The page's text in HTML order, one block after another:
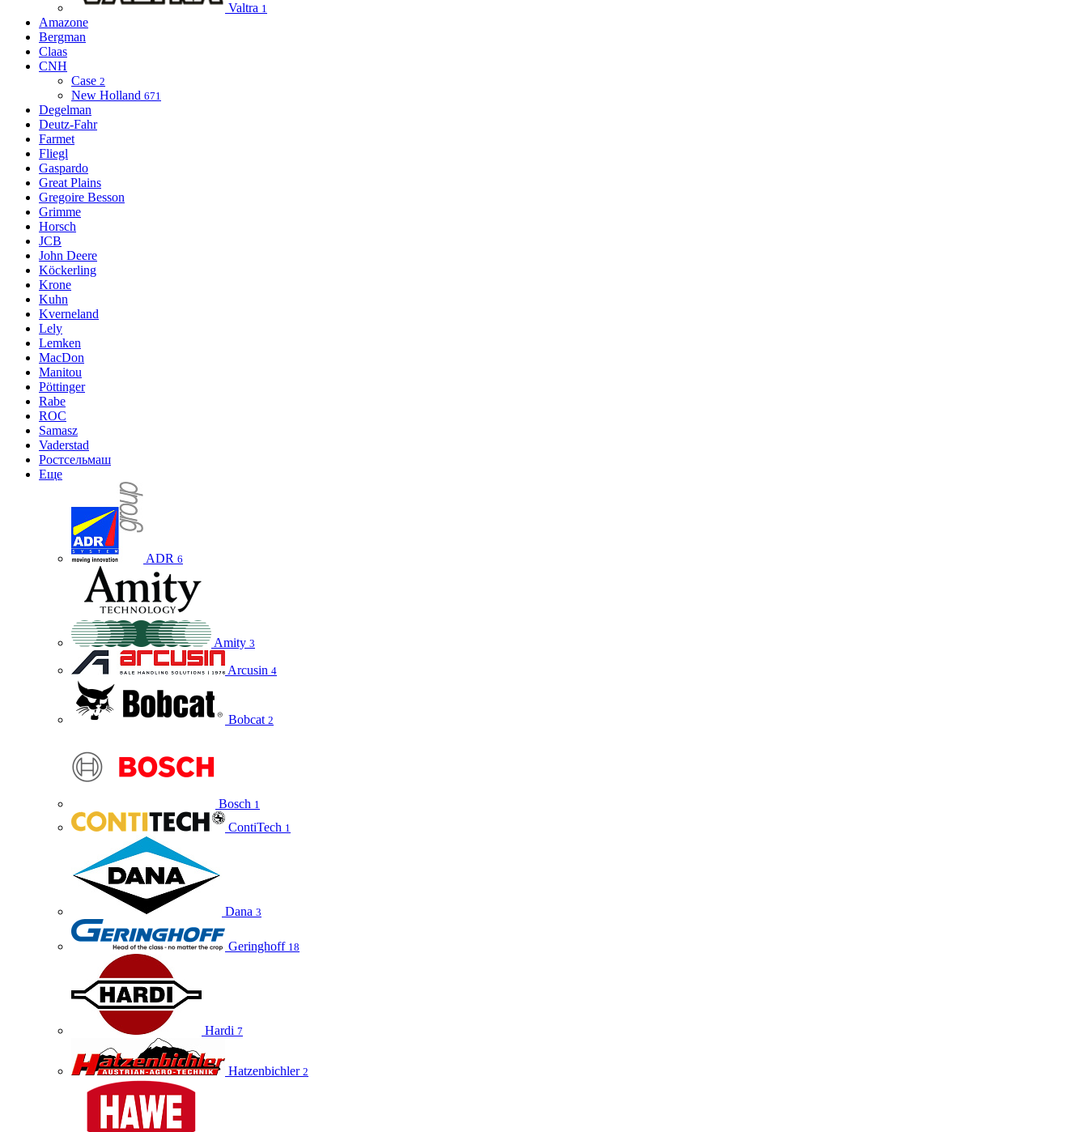
Valtra 1
Amazone
Bergman
Claas
CNH
Case 2
New Holland 671
Degelman
Deutz-Fahr
Farmet
Fliegl
Gaspardo
Great Plains
Gregoire Besson
Grimme
Horsch
JCB
John Deere
Köckerling
Krone
Kuhn
Kverneland
Lely
Lemken
MacDon
Manitou
Pöttinger
Rabe
ROC
Samasz
Vaderstad
Ростсельмаш
Еще
ADR 6
Amity 3
Arcusin 4
Bobcat 2
Bosch 1
ContiTech 1
Dana 3
Geringhoff 18
Hardi 7
Hatzenbichler 2